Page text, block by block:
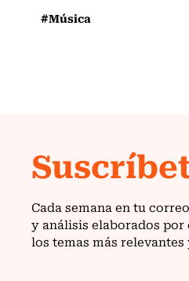
#Música